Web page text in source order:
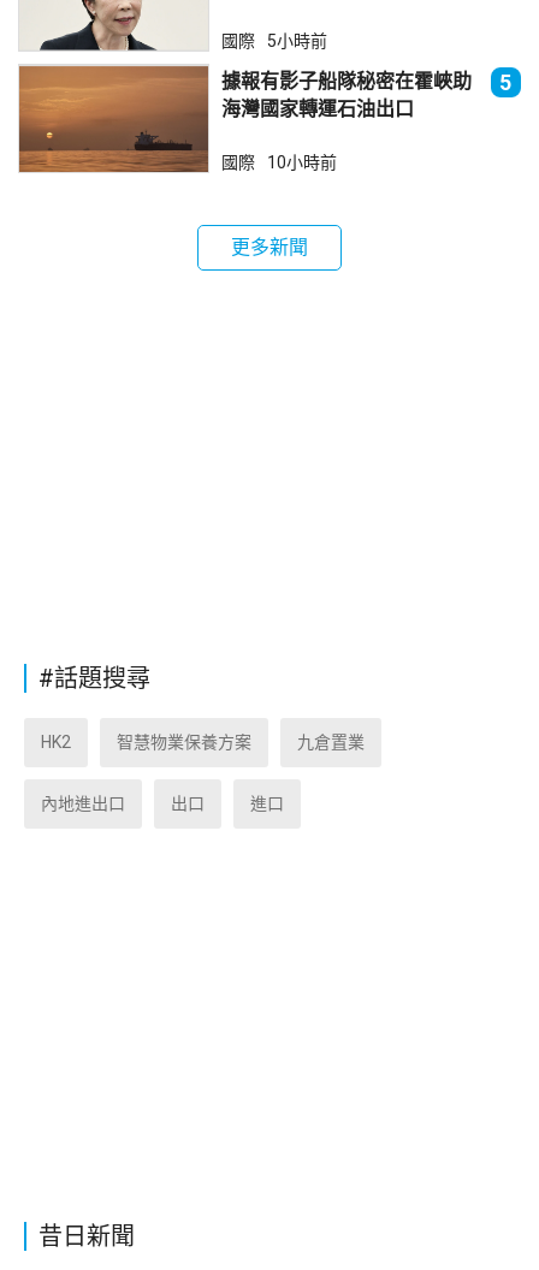
昔日新聞
國際 5小時前
據報有影子船隊秘密在霍峽助
海灣國家轉運石油出口
5
國際 10小時前
更多新聞
#話題搜尋
HK2 智慧物業保養方案 九倉置業
內地進出口 出口 進口